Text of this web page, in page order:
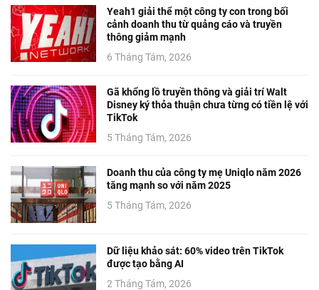
Yeah1 giải thể một công ty con trong bối
cảnh doanh thu từ quảng cáo và truyền
thông giảm mạnh
6 Tháng Tám, 2026
Gã khổng lồ truyền thông và giải trí Walt
Disney ký thỏa thuận chưa từng có tiền lệ với
TikTok
5 Tháng Tám, 2026
Doanh thu của công ty mẹ Uniqlo năm 2026
tăng mạnh so với năm 2025
5 Tháng Tám, 2026
Dữ liệu khảo sát: 60% video trên TikTok
được tạo bằng AI
2 Tháng Tám, 2026